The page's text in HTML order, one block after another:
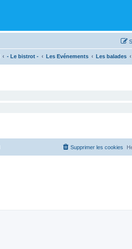
- Le bistrot - Les Evénements Les balades
Supprimer les cookies